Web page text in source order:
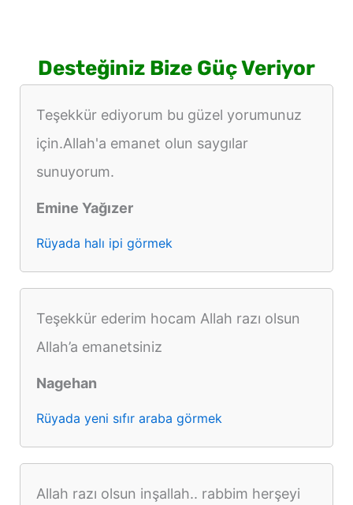
Desteğiniz Bize Güç Veriyor
Teşekkür ediyorum bu güzel yorumunuz
için.Allah'a emanet olun saygılar
sunuyorum.
Emine Yağızer
Rüyada halı ipi görmek
Teşekkür ederim hocam Allah razı olsun
Allah’a emanetsiniz
Nagehan
Rüyada yeni sıfır araba görmek
Allah razı olsun inşallah.. rabbim herşeyi